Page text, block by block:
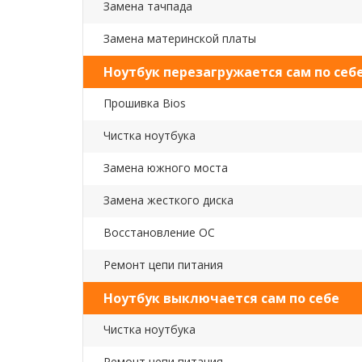
Замена тачпада
Замена материнской платы
Ноутбук перезагружается сам по
Прошивка Bios
Чистка ноутбука
Замена южного моста
Замена жесткого диска
Восстановление ОС
Ремонт цепи питания
Ноутбук выключается сам по себе
Чистка ноутбука